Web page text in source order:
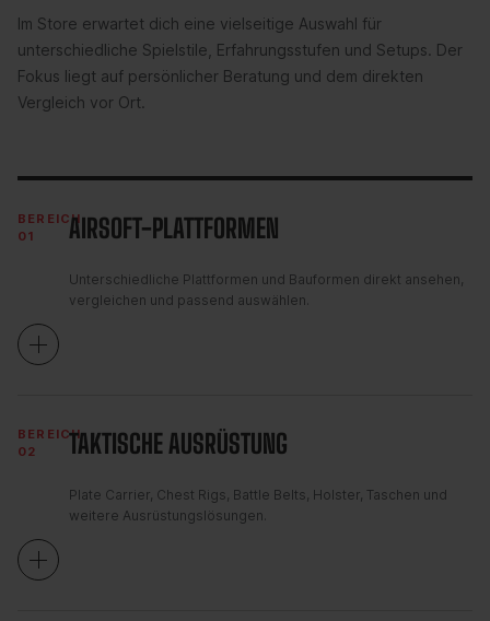
Im Store erwartet dich eine vielseitige Auswahl für
unterschiedliche Spielstile, Erfahrungsstufen und Setups. Der
Fokus liegt auf persönlicher Beratung und dem direkten
Vergleich vor Ort.
BEREICH
01
AIRSOFT-PLATTFORMEN
Unterschiedliche Plattformen und Bauformen direkt ansehen,
vergleichen und passend auswählen.
BEREICH
02
TAKTISCHE AUSRÜSTUNG
Plate Carrier, Chest Rigs, Battle Belts, Holster, Taschen und
weitere Ausrüstungslösungen.